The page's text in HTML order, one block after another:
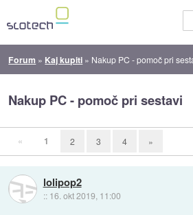
Forum » Kaj kupiti » Nakup PC - pomoč pri
Nakup PC - pomoč pri sestavi
« 1 2 3 4 »
lolipop2
:: 16. okt 2019, 11:00